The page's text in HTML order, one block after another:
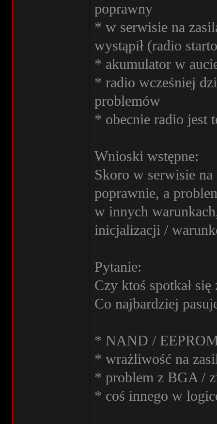
poprawny
* w serwisie na
wystąpił (radio
* akumulator w
* radio wcześniej
problemów
* obecnie radio jest
Wnioski wstępne:
Skoro w serwisie
poprawnie, a
w innych
inicjalizacji /
Pytanie:
Czy ktoś spotkał
Co najbardziej
* NAND /
* wrażliwość na
* problem z BGA /
* coś innego w